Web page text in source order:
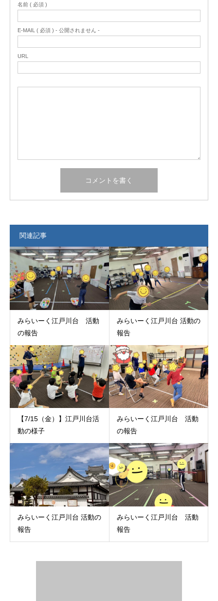
名前 ( 必須 )
E-MAIL ( 必須 ) - 公開されません -
URL
関連記事
みらいーく江戸川台 活動
の報告
みらいーく江戸川台 活動の
報告
【7/15（金）】江戸川台活
動の様子
みらいーく江戸川台 活動
の報告
みらいーく江戸川台 活動の
報告
みらいーく江戸川台 活動
報告